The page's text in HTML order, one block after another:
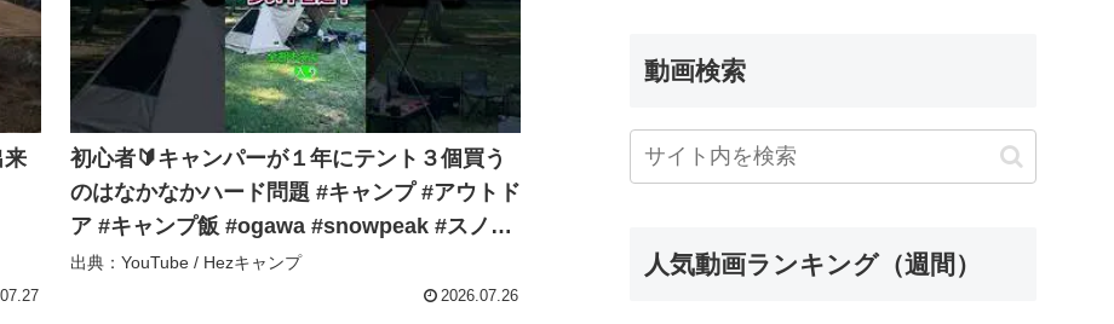
来
初心者🔰キャンパーが１年にテント３個買う
のはなかなかハード問題 #キャンプ #アウトド
ア #キャンプ飯 #ogawa #snowpeak #スノー
ピーク – Hezキャンプ
出典：YouTube / Hezキャンプ
2026.07.26
動画検索
人気動画ランキング（週間）